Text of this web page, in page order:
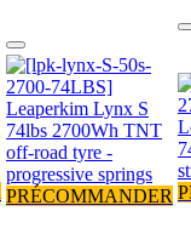
PRÉCOMMANDER